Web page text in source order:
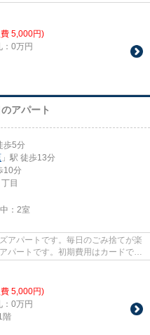
5,000円)
：0万円
アパート
歩5分
」駅 徒歩13分
10分
丁目
： 2室
アパートです。毎日のごみ捨てが楽
パートです。初期費用はカードで決
5,000円)
：0万円
階